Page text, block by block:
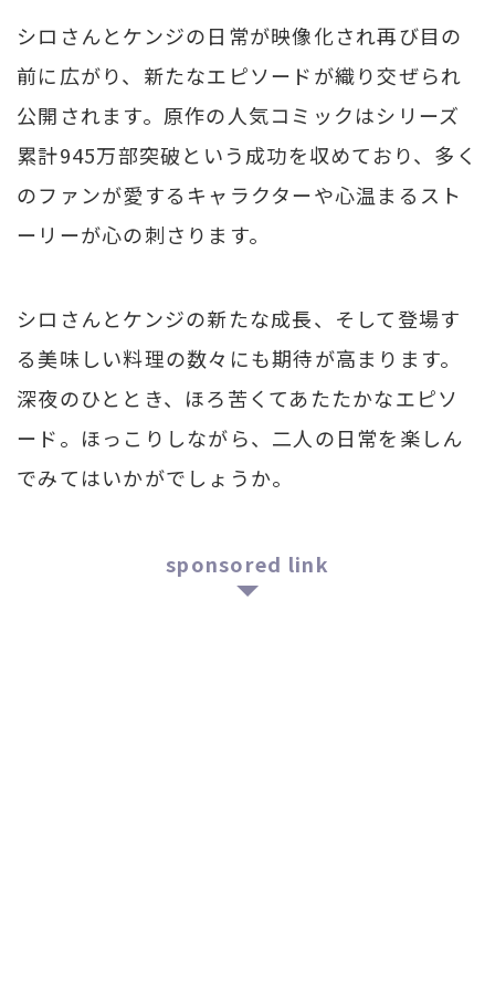
シロさんとケンジの日常が映像化され再び目の
前に広がり、新たなエピソードが織り交ぜられ
公開されます。原作の人気コミックはシリーズ
累計945万部突破という成功を収めており、多く
のファンが愛するキャラクターや心温まるスト
ーリーが心の刺さります。
シロさんとケンジの新たな成長、そして登場す
る美味しい料理の数々にも期待が高まります。
深夜のひととき、ほろ苦くてあたたかなエピソ
ード。ほっこりしながら、二人の日常を楽しん
でみてはいかがでしょうか。
sponsored link